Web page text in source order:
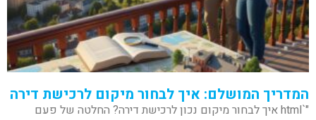
המדריך המושלם: איך לבחור מיקום לרכישת דירה
"`html איך לבחור מיקום נכון לרכישת דירה? החלטה של פעם